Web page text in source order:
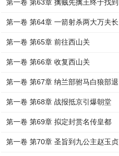
第一卷 第63章 擒贼先擒王终于找到
第一卷 第64章 一箭射杀两大万夫长
第一卷 第65章 前往西山关
第一卷 第66章 收复西山关
第一卷 第67章 纳兰部驸马白狼部退
第一卷 第68章 战报抵京引爆朝堂
第一卷 第69章 拟定封赏名传皇都
第一卷 第70章 圣旨到九公主赵玉贞